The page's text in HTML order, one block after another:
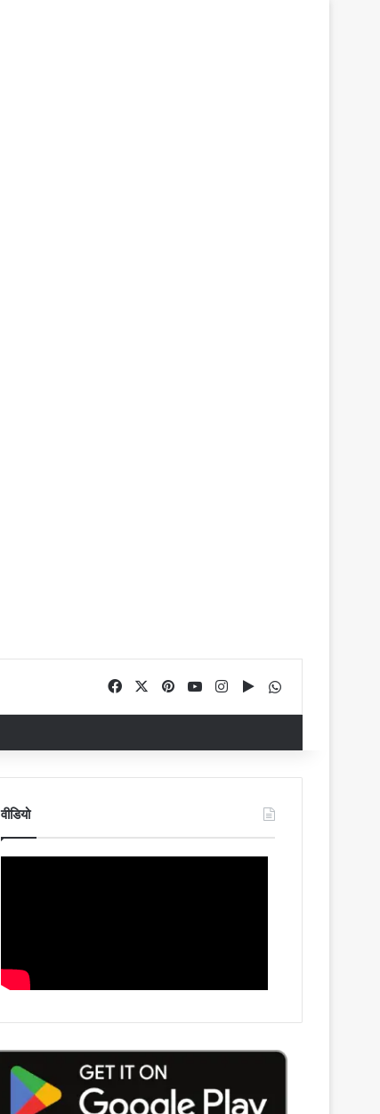
FacebookPinterestYouTubeInstagram
Google Play
वीडियो